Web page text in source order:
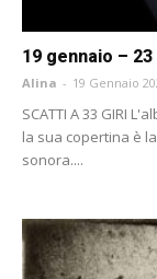
19 gennaio –
Alina - 19 Gennaio
SCATTI A 33 GIRI
la sua copertina è
sonora....